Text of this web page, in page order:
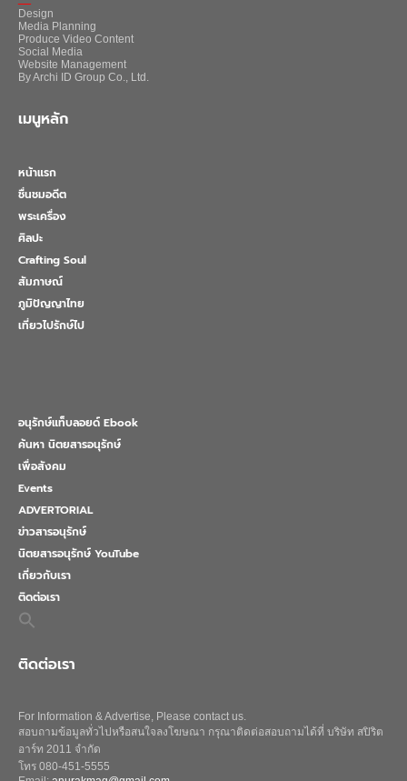
Design
Media Planning
Produce Video Content
Social Media
Website Management
By Archi ID Group Co., Ltd.
เมนูหลัก
หน้าแรก
ชื่นชมอดีต
พระเครื่อง
ศิลปะ
Crafting Soul
สัมภาษณ์
ภูมิปัญญาไทย
เที่ยวไปรักษ์ไป
อนุรักษ์แท็บลอยด์ Ebook
ค้นหา นิตยสารอนุรักษ์
เพื่อสังคม
Events
ADVERTORIAL
ข่าวสารอนุรักษ์
นิตยสารอนุรักษ์ YouTube
เกี่ยวกับเรา
ติดต่อเรา
Search
for:
ติดต่อเรา
For Information & Advertise, Please contact us.
สอบถามข้อมูลทั่วไปหรือสนใจลงโฆษณา กรุณาติดต่อสอบถามได้ที่ บริษัท สปิริต
อาร์ท 2011 จำกัด
โทร 080-451-5555